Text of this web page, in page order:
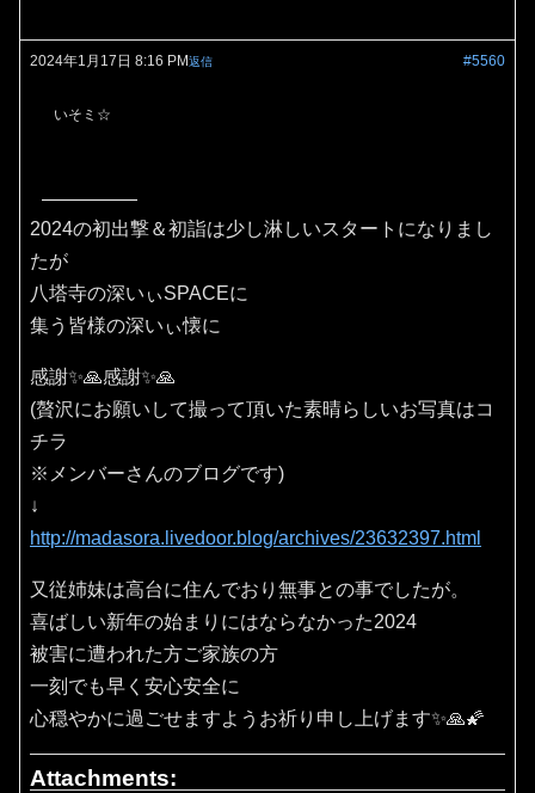
2024年1月17日 8:16 PM #5560
返信
いそミ☆
2024の初出撃＆初詣は少し淋しいスタートになりまし
たが
八塔寺の深いぃSPACEに
集う皆様の深いぃ懐に
感謝✨🙏感謝✨🙏
(贅沢にお願いして撮って頂いた素晴らしいお写真はコ
チラ
※メンバーさんのブログです)
↓
http://madasora.livedoor.blog/archives/23632397.html
又従姉妹は高台に住んでおり無事との事でしたが。
喜ばしい新年の始まりにはならなかった2024
被害に遭われた方ご家族の方
一刻でも早く安心安全に
心穏やかに過ごせますようお祈り申し上げます✨🙏🌠
Attachments: